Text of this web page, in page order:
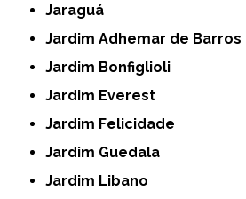
Jaraguá
Jardim Adhemar de Barros
Jardim Bonfiglioli
Jardim Everest
Jardim Felicidade
Jardim Guedala
Jardim Libano